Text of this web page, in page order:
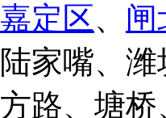
嘉定区、 闸
家嘴、
路、塘